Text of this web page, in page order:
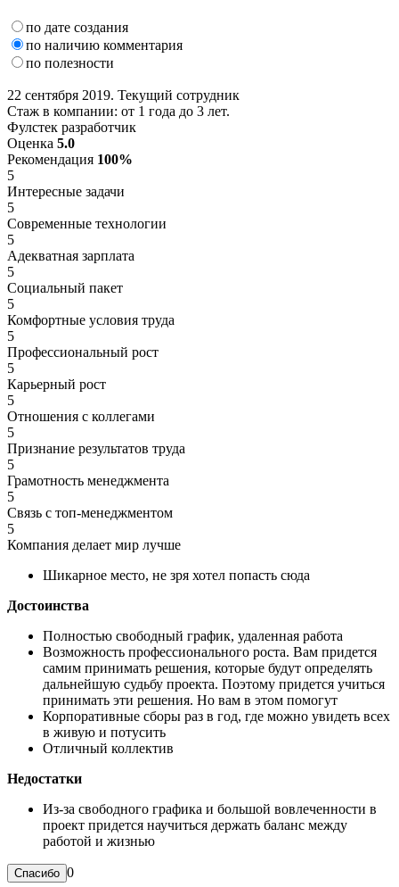
по дате создания
по наличию комментария
по полезности
22 сентября 2019. Текущий сотрудник
Стаж в компании: от 1 года до 3 лет.
Фулстек разработчик
Оценка 5.0
Рекомендация 100%
5
Интересные задачи
5
Современные технологии
5
Адекватная зарплата
5
Социальный пакет
5
Комфортные условия труда
5
Профессиональный рост
5
Карьерный рост
5
Отношения с коллегами
5
Признание результатов труда
5
Грамотность менеджмента
5
Связь с топ-менеджментом
5
Компания делает мир лучше
Шикарное место, не зря хотел попасть сюда
Достоинства
Полностью свободный график, удаленная работа
Возможность профессионального роста. Вам придется
самим принимать решения, которые будут определять
дальнейшую судьбу проекта. Поэтому придется учиться
принимать эти решения. Но вам в этом помогут
Корпоративные сборы раз в год, где можно увидеть всех
в живую и потусить
Отличный коллектив
Недостатки
Из-за свободного графика и большой вовлеченности в
проект придется научиться держать баланс между
работой и жизнью
0